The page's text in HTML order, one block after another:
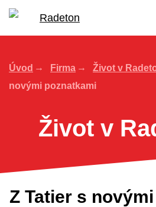
Úvod Firma Život v
novými poznatkami
Život v
Z Tatier s